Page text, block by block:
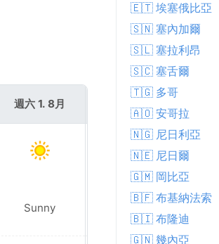
週六 1. 8月
Sunny
🇪🇹 埃塞俄比亞
🇸🇳 塞內加爾
🇸🇱 塞拉利昂
🇸🇨 塞舌爾
🇹🇬 多哥
🇦🇴 安哥拉
🇳🇬 尼日利亞
🇳🇪 尼日爾
🇬🇲 岡比亞
🇧🇫 布基納法索
🇧🇮 布隆迪
🇬🇳 幾內亞